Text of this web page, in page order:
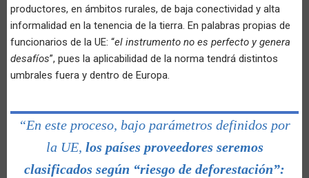
productores, en ámbitos rurales, de baja conectividad y alta
informalidad en la tenencia de la tierra. En palabras propias de
funcionarios de la UE: “el instrumento no es perfecto y genera
desafíos”, pues la aplicabilidad de la norma tendrá distintos
umbrales fuera y dentro de Europa.
“En este proceso, bajo parámetros definidos por
la UE, los países proveedores seremos
clasificados según “riesgo de deforestación”: